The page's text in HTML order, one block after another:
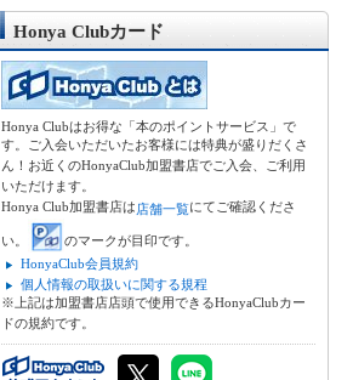
Honya Clubカード
Honya Clubはお得な「本のポイントサービス」で
す。ご入会いただいたお客様には特典が盛りだくさ
ん！お近くのHonyaClub加盟書店でご入会、ご利用
いただけます。
Honya Club加盟書店は店舗一覧にてご確認くださ
い。
のマークが目印です。
HonyaClub会員規約
個人情報の取扱いに関する規程
※上記は加盟書店店頭で使用できるHonyaClubカー
ドの規約です。